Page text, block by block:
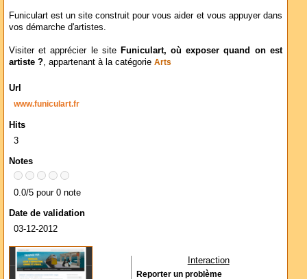
Funiculart est un site construit pour vous aider et vous appuyer dans
vos démarche d'artistes.
Visiter et apprécier le site Funiculart, où exposer quand on est
artiste ?, appartenant à la catégorie Arts
Url
www.funiculart.fr
Hits
3
Notes
0.0/5 pour 0 note
Date de validation
03-12-2012
Interaction
Reporter un problème